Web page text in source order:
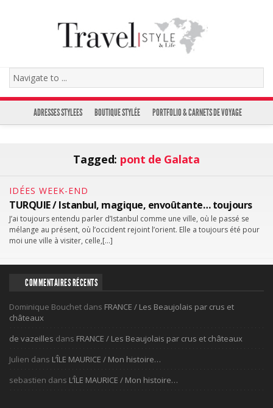
ADRESSES STYLEES BOUTIQUE STYLÉE PORTFOLIO & CARNETS DE VOYAGE
Tagged: pont de Galata
IDÉES WEEK-END
TURQUIE / Istanbul, magique, envoûtante… toujours
J’ai toujours entendu parler d’Istanbul comme une ville, où le passé se
mélange au présent, où l’occident rejoint l’orient. Elle a toujours été pour
moi une ville à visiter, celle,[…]
COMMENTAIRES RÉCENTS
Dominique Bouchet dans FRANCE / Les Beaujolais par crus et
châteaux
de vazeilles dans FRANCE / Les Beaujolais par crus et châteaux
Julien dans L’ÎLE MAURICE / Mon histoire…
sebastien dans L’ÎLE MAURICE / Mon histoire…